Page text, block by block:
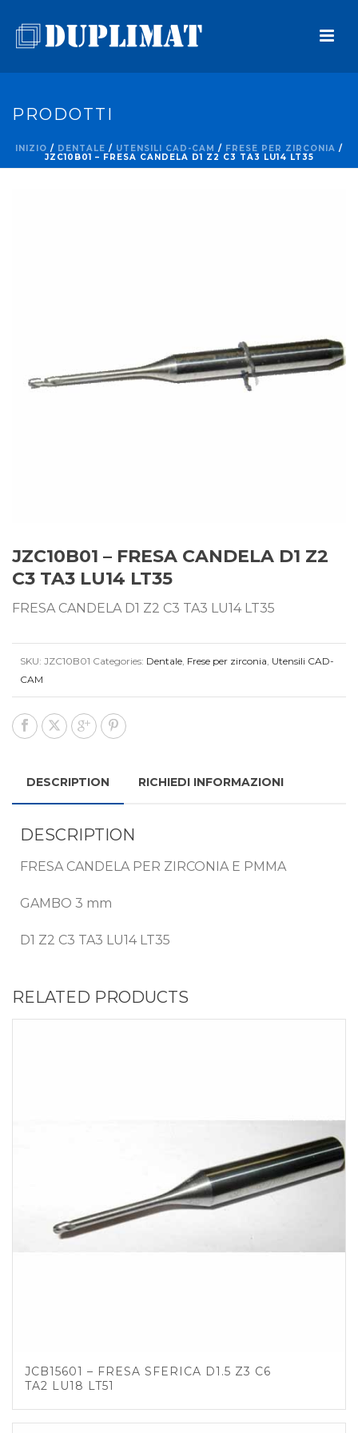
PRODOTTI
INIZIO / DENTALE / UTENSILI CAD-CAM / FRESE PER ZIRCONIA /
JZC10B01 – FRESA CANDELA D1 Z2 C3 TA3 LU14 LT35
JZC10B01 – FRESA CANDELA D1 Z2
C3 TA3 LU14 LT35
FRESA CANDELA D1 Z2 C3 TA3 LU14 LT35
SKU: JZC10B01 Categories: Dentale, Frese per zirconia, Utensili CAD-
CAM
DESCRIPTION RICHIEDI INFORMAZIONI
DESCRIPTION
FRESA CANDELA PER ZIRCONIA E PMMA
GAMBO 3 mm
D1 Z2 C3 TA3 LU14 LT35
RELATED PRODUCTS
JCB15601 – FRESA SFERICA D1.5 Z3 C6
TA2 LU18 LT51